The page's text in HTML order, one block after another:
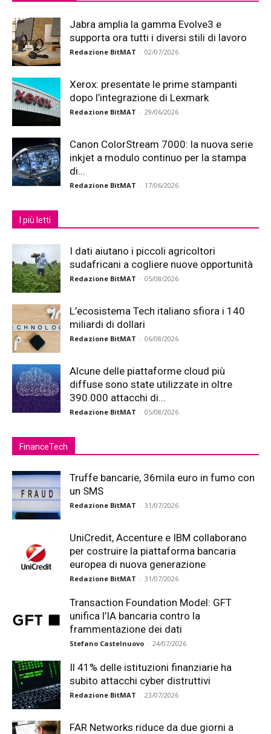
Jabra amplia la gamma Evolve3 e
supporta ora tutti i diversi stili di lavoro
Redazione BitMAT - 02/07/2026
Xerox: presentate le prime stampanti
dopo l’integrazione di Lexmark
Redazione BitMAT - 29/06/2026
Canon ColorStream 7000: la nuova serie
inkjet a modulo continuo per la stampa
di...
Redazione BitMAT - 17/06/2026
I più letti
I dati aiutano i piccoli agricoltori
sudafricani a cogliere nuove opportunità
Redazione BitMAT - 05/08/2026
L’ecosistema Tech italiano sfiora i 140
miliardi di dollari
Redazione BitMAT - 06/08/2026
Alcune delle piattaforme cloud più
diffuse sono state utilizzate in oltre
390.000 attacchi di...
Redazione BitMAT - 05/08/2026
FinanceTech
Truffe bancarie, 36mila euro in fumo con
un SMS
Redazione BitMAT - 31/07/2026
UniCredit, Accenture e IBM collaborano
per costruire la piattaforma bancaria
europea di nuova generazione
Redazione BitMAT - 31/07/2026
Transaction Foundation Model: GFT
unifica l’IA bancaria contro la
frammentazione dei dati
Stefano Castelnuovo - 24/07/2026
Il 41% delle istituzioni finanziarie ha
subito attacchi cyber distruttivi
Redazione BitMAT - 23/07/2026
FAR Networks riduce da due giorni a